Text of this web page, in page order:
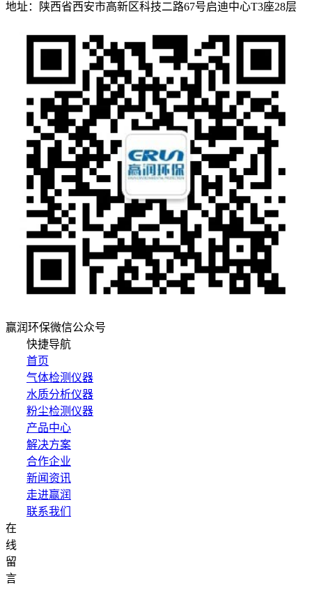
地址：陕西省西安市高新区科技二路67号启迪中心T3座28层
赢润环保微信公众号
快捷导航
首页
气体检测仪器
水质分析仪器
粉尘检测仪器
产品中心
解决方案
合作企业
新闻资讯
走进赢润
联系我们
在
线
留
言